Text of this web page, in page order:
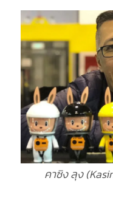
คาซิง ลุง